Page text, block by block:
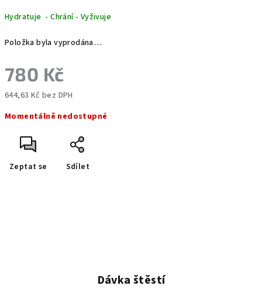
Hydratuje - Chrání - Vyživuje
Položka byla vyprodána…
780 Kč
644,63 Kč bez DPH
cena:
Momentálně nedostupné
Zeptat se Sdílet
Dávka štěstí